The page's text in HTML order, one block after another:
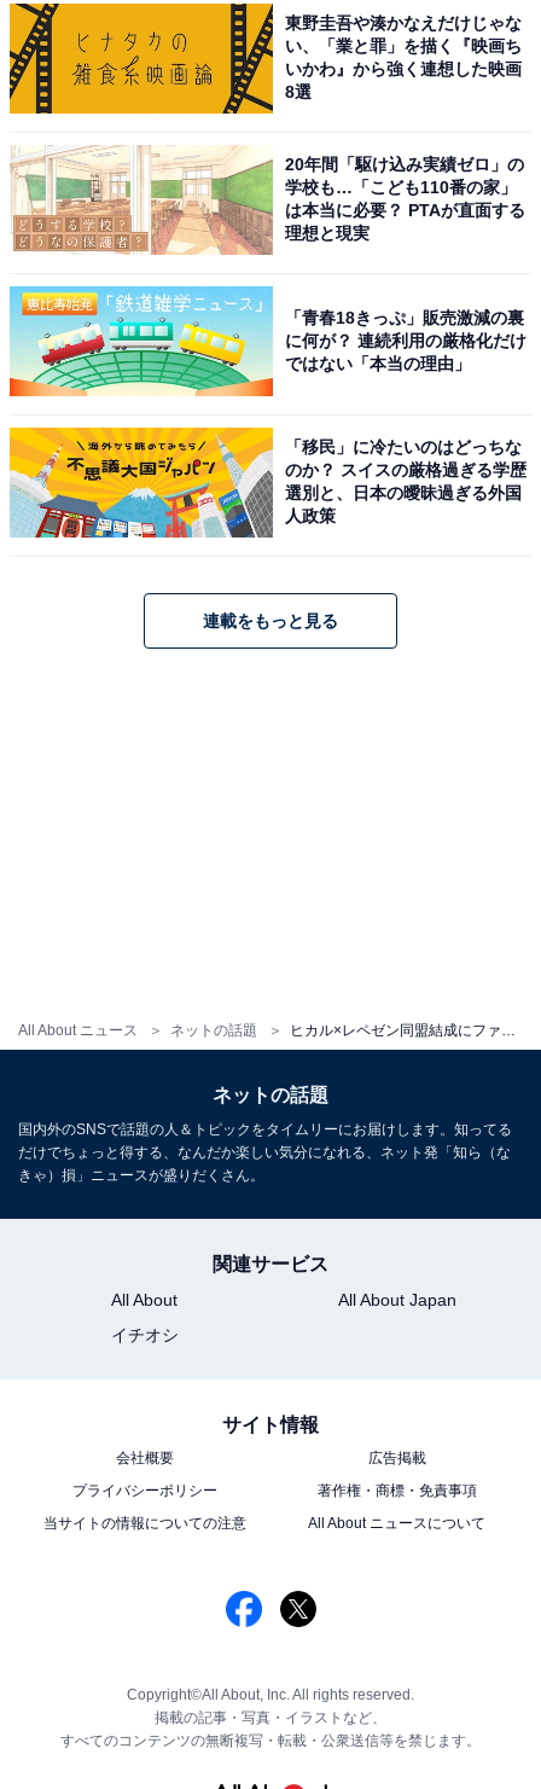
All About ニュース ネットの話題
東野圭吾や湊かなえだけじゃな
い、「業と罪」を描く『映画ち
いかわ』から強く連想した映画
8選
20年間「駆け込み実績ゼロ」の
学校も…「こども110番の家」
は本当に必要？ PTAが直面する
理想と現実
「青春18きっぷ」販売激減の裏
に何が？ 連続利用の厳格化だけ
ではない「本当の理由」
「移民」に冷たいのはどっちな
のか？ スイスの厳格過ぎる学歴
選別と、日本の曖昧過ぎる外国
人政策
連載をもっと見る
ネットの話題
国内外のSNSで話題の人＆トピックをタイムリーにお届けします。知ってる
だけでちょっと得する、なんだか楽しい気分になれる、ネット発「知ら（な
きゃ）損」ニュースが盛りだくさん。
関連サービス
All About
All About Japan
イチオシ
サイト情報
会社概要
広告掲載
プライバシーポリシー
著作権・商標・免責事項
当サイトの情報についての注意
All About ニュースについて
Copyright©All About, Inc. All rights reserved.
掲載の記事・写真・イラストなど、
すべてのコンテンツの無断複写・転載・公衆送信等を禁じます。